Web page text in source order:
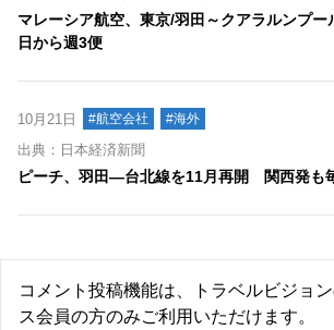
マレーシア航空、東京/羽田～クアラルンプ
日から週3便
10月21日 #航空会社 #海外
出典：日本経済新聞
ピーチ、羽田―台北線を11月再開 関西発も
コメント投稿機能は、トラベルビジョ
ス会員の方のみご利用いただけます。